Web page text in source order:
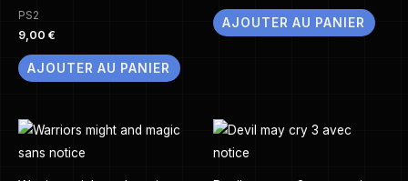
PS2
9,00 €
AJOUTER AU PANIER
AJOUTER AU PANIER